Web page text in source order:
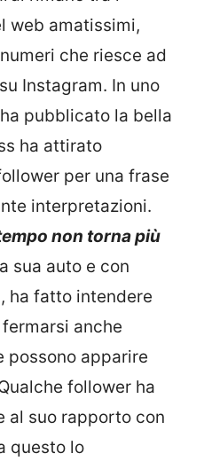
web amatissimi,
che riesce ad
Instagram. In uno
pubblicato la bella
ha attirato
per una frase
interpretazioni.
non torna più
sua auto e con
ha fatto intendere
anche
possono apparire
follower ha
al suo rapporto con
questo lo